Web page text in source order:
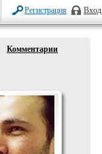
Регистрация Вход
Комментарии